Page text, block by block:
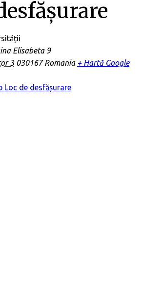
Elisabeta 9
3 030167 Romania + Hartă Google
Loc de desfășurare